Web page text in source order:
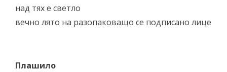
над тях е светло
вечно лято на разопаковащо се подписано лице
Плашило